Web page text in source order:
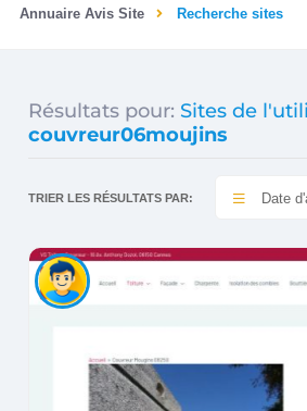
Annuaire Avis Site Recherche sites
Résultats pour: Sites de
couvreur06moujins
TRIER LES RÉSULTATS PAR: Date